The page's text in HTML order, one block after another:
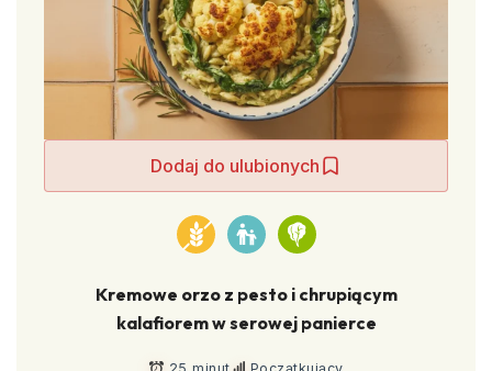
Dodaj do ulubionych
Kremowe orzo z pesto i chrupiącym
kalafiorem w serowej panierce